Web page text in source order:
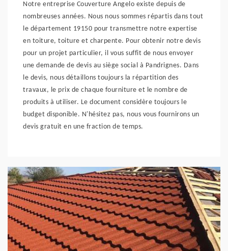
Notre entreprise Couverture Angelo existe depuis de
nombreuses années. Nous nous sommes répartis dans tout
le département 19150 pour transmettre notre expertise
en toiture, toiture et charpente. Pour obtenir notre devis
pour un projet particulier, il vous suffit de nous envoyer
une demande de devis au siège social à Pandrignes. Dans
le devis, nous détaillons toujours la répartition des
travaux, le prix de chaque fourniture et le nombre de
produits à utiliser. Le document considère toujours le
budget disponible. N'hésitez pas, nous vous fournirons un
devis gratuit en une fraction de temps.